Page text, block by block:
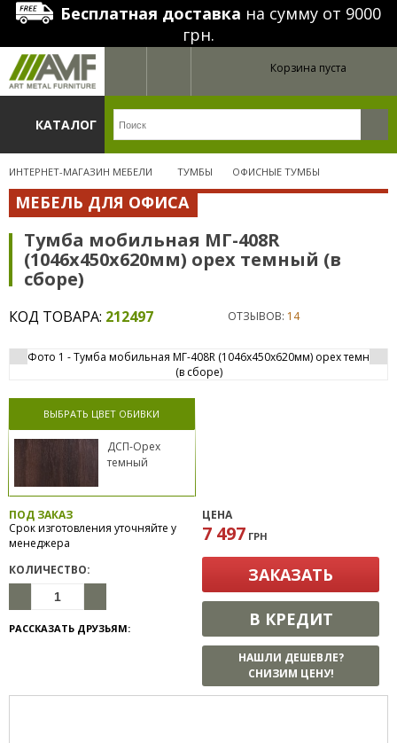
Бесплатная доставка на сумму от 9000
грн.
Корзина пуста
КАТАЛОГ
ИНТЕРНЕТ-МАГАЗИН МЕБЕЛИ ТУМБЫ ОФИСНЫЕ ТУМБЫ
МЕБЕЛЬ ДЛЯ ОФИСА
Тумба мобильная МГ-408R
(1046х450х620мм) орех темный (в
сборе)
КОД ТОВАРА: 212497 ОТЗЫВОВ: 14
ВЫБРАТЬ ЦВЕТ ОБИВКИ
ДСП-Орех
темный
ПОД ЗАКАЗ
Срок изготовления уточняйте у
менеджера
КОЛИЧЕСТВО:
РАССКАЗАТЬ ДРУЗЬЯМ:
ЦЕНА
7 497 ГРН
ЗАКАЗАТЬ
В КРЕДИТ
НАШЛИ ДЕШЕВЛЕ?
СНИЗИМ ЦЕНУ!